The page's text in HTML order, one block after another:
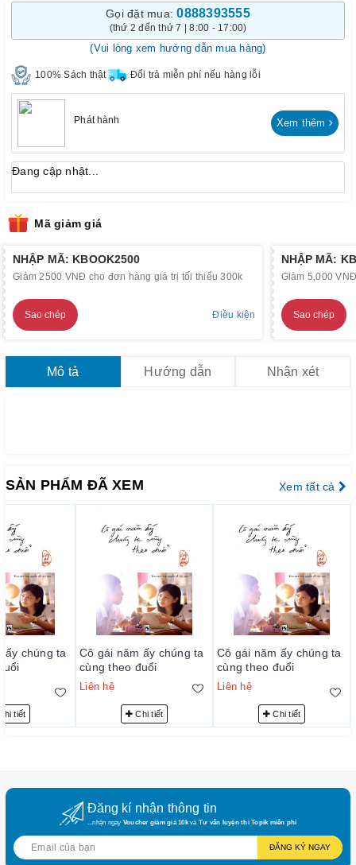
Gọi đặt mua:0888393555
(thứ 2 đến thứ 7 | 8:00 - 17:00)
(Vui lòng xem hướng dẫn mua hàng)
100% Sách thật Đổi trả miễn phí nếu hàng lỗi
Phát hành Xem thêm
Đang cập nhật...
Mã giảm giá
NHẬP MÃ: KBOOK2500
Giảm 2500 VNĐ cho đơn hàng giá trị tối thiểu 300k
Sao chép Điều kiện
NHẬP MÃ:
Giảm 5,000
Sao chép
Mô tả Hướng dẫn Nhận xét
SẢN PHẨM ĐÃ XEM Xem tất cả
ấy chúng ta
tiết
Cô gái năm ấy chúng ta
cùng theo đuổi
Liên hệ
Chi tiết
Cô gái năm ấy chúng ta
cùng theo đuổi
Liên hệ
Chi tiết
Đăng kí nhận thông tin
...nhận ngay Voucher giảm giá 10kvà Tư vấn luyện thi Topik miễn phí
ĐĂNG KÝ NGAY